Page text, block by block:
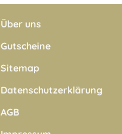
Über uns
Gutscheine
Sitemap
Datenschutzerklärung
AGB